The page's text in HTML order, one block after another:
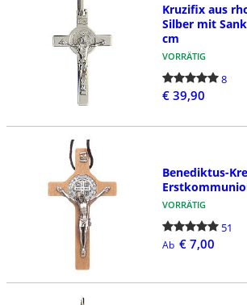
Kruzifix aus
Silber mit
cm
VORRÄTIG
8
€ 39,90
Benediktus-
VORRÄTIG
51
Ab € 7,00